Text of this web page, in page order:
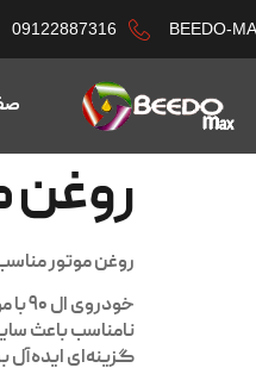
BEEDO-
09122887316
روغن
روغن موتور مناسب
خودرویال ۹۰
نامناسب باعث
گزینه‌ای ایده‌آل برای خودرو ال ۹۰ است و عملکرد